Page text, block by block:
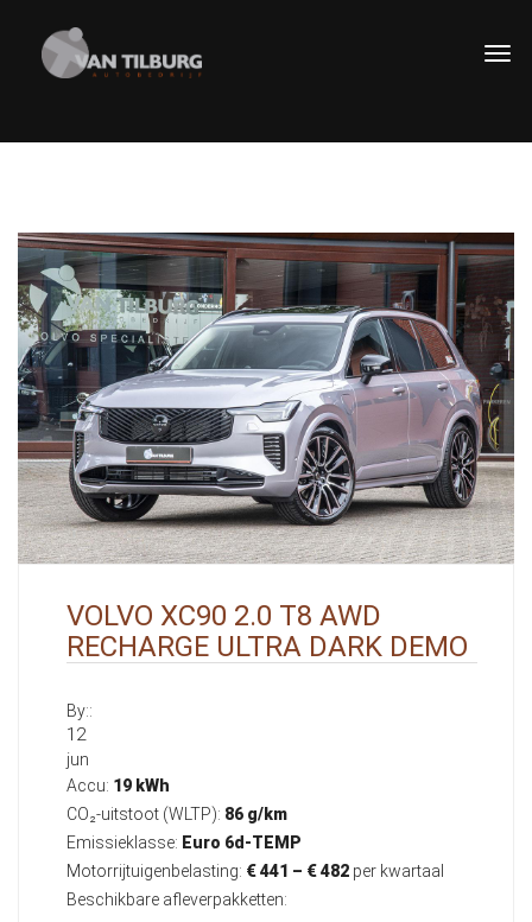
VOLVO XC90 2.0 T8 AWD
RECHARGE ULTRA DARK DEMO
By::
12
jun
Accu: 19 kWh
CO₂-uitstoot (WLTP): 86 g/km
Emissieklasse: Euro 6d-TEMP
Motorrijtuigenbelasting: € 441 – € 482 per kwartaal
Beschikbare afleverpakketten: